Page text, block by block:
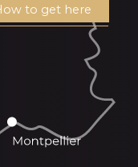
to get here